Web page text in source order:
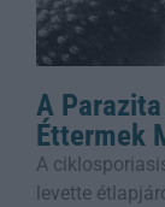
A
Éttermek
A
levette